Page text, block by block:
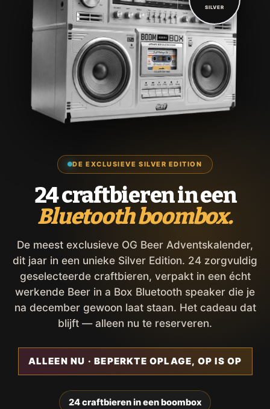
DE EXCLUSIEVE SILVER EDITION
24 craftbieren in een
Bluetooth boombox.
De meest exclusieve OG Beer Adventskalender,
dit jaar in een unieke Silver Edition. 24 zorgvuldig
geselecteerde craftbieren, verpakt in een écht
werkende Beer in a Box Bluetooth speaker die je
na december gewoon laat staan. Het cadeau dat
blijft — alleen nu te reserveren.
ALLEEN NU · BEPERKTE OPLAGE, OP IS OP
24 craftbieren in een boombox
SILVER